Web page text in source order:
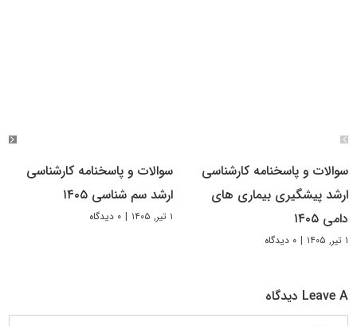
سوالات و پاسخنامه کارشناسی
ارشد پیشگیری بیماری های
دامی ۱۴۰۵
۱ تیر, ۱۴۰۵ | ۰ دیدگاه
سوالات و پاسخنامه کارشناسی
ارشد سم شناسی ۱۴۰۵
۱ تیر, ۱۴۰۵ | ۰ دیدگاه
Leave A دیدگاه